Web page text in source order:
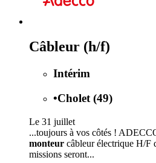
Câbleur (h/f)
Intérim
•Cholet (49)
Le 31 juillet
...toujours à vos côtés !
monteur câbleur électrique H/F
missions seront...